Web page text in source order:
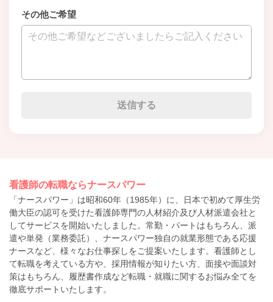
その他ご希望
看護師の転職ならナースパワー
「ナースパワー」は昭和60年（1985年）に、日本で初めて厚生労
働大臣の認可を受けた看護師専門の人材紹介及び人材派遣会社と
してサービスを開始いたしました。常勤・パートはもちろん、派
遣や単発（業務委託）、ナースパワー独自の就業形態である応援
ナースなど、様々なお仕事探しをご提案いたします。看護師とし
て転職を考えている方や、採用情報が知りたい方、面接や面談対
策はもちろん、履歴書作成など転職・就職に関するお悩み全てを
徹底サポートいたします。